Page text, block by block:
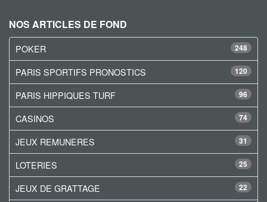
NOS ARTICLES DE FOND
248
POKER
120
PARIS SPORTIFS PRONOSTICS
96
PARIS HIPPIQUES TURF
74
CASINOS
31
JEUX REMUNERES
25
LOTERIES
22
JEUX DE GRATTAGE